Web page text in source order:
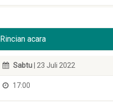
Rincian acara
Sabtu | 23 Juli 2022
17:00